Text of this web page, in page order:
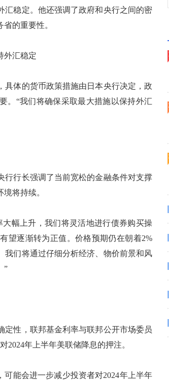
汇稳定。他还强调了政府和央行之间的密
的重要性。
汇稳定
体的货币政策措施由日本央行决定，政
。“我们将确保采取最大措施以保持外汇
行长强调了当前宽松的金融条件对支撑
将持续。
幅上升，我们将灵活地进行债券购买操
望逐渐转为正值。价格预期仍在朝着2%
我们将通过仔细分析经济、物价前景和风
”
性，联邦基金利率与联邦公开市场委员
2024年上半年美联储降息的押注。
能会进一步减少投资者对2024年上半年